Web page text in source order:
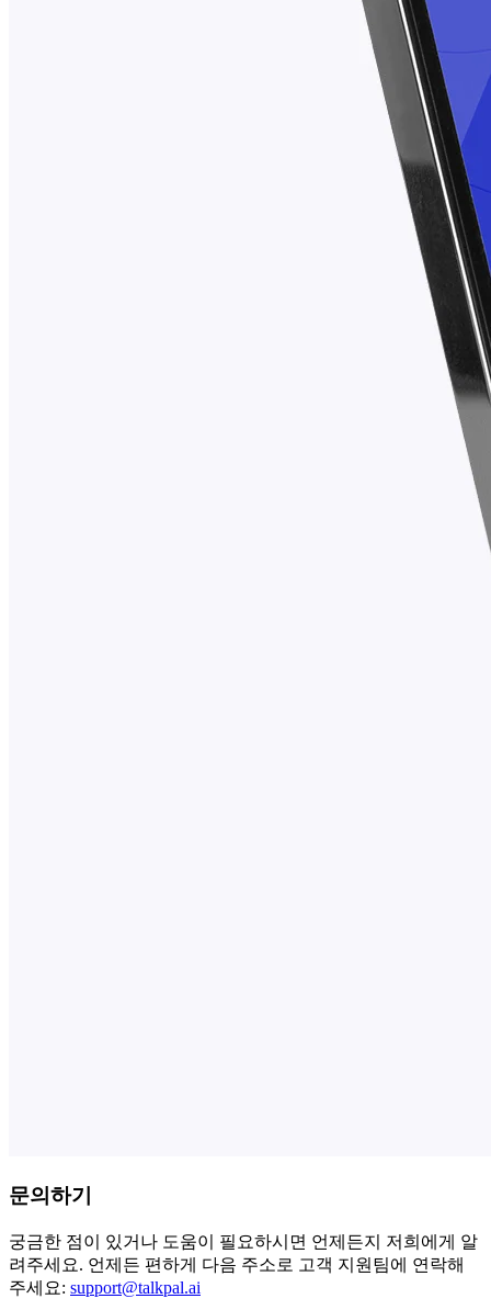
문의하기
궁금한 점이 있거나 도움이 필요하시면 언제든지 저희에게 알
려주세요. 언제든 편하게 다음 주소로 고객 지원팀에 연락해
주세요: support@talkpal.ai